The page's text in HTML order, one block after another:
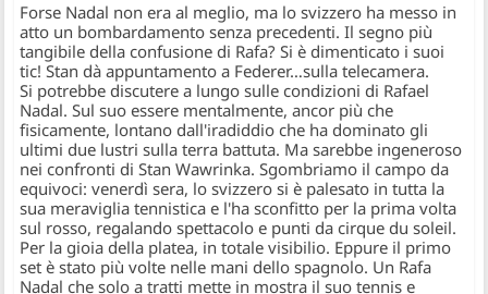
Forse Nadal non era al meglio, ma lo svizzero ha messo in
atto un bombardamento senza precedenti. Il segno più
tangibile della confusione di Rafa? Si è dimenticato i suoi
tic! Stan dà appuntamento a Federer…sulla telecamera.
Si potrebbe discutere a lungo sulle condizioni di Rafael
Nadal. Sul suo essere mentalmente, ancor più che
fisicamente, lontano dall'iradiddio che ha dominato gli
ultimi due lustri sulla terra battuta. Ma sarebbe ingeneroso
nei confronti di Stan Wawrinka. Sgombriamo il campo da
equivoci: venerdì sera, lo svizzero si è palesato in tutta la
sua meraviglia tennistica e l'ha sconfitto per la prima volta
sul rosso, regalando spettacolo e punti da cirque du soleil.
Per la gioia della platea, in totale visibilio. Eppure il primo
set è stato più volte nelle mani dello spagnolo. Un Rafa
Nadal che solo a tratti mette in mostra il suo tennis e